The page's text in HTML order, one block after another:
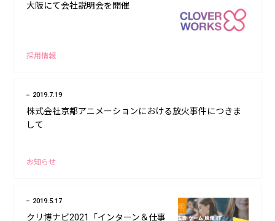
大阪にて会社説明会を開催
採用情報
2019.7.19
株式会社京都アニメーションにおける放火事件につきま
して
お知らせ
2019.5.17
クリ博ナビ2021「インターン＆仕事